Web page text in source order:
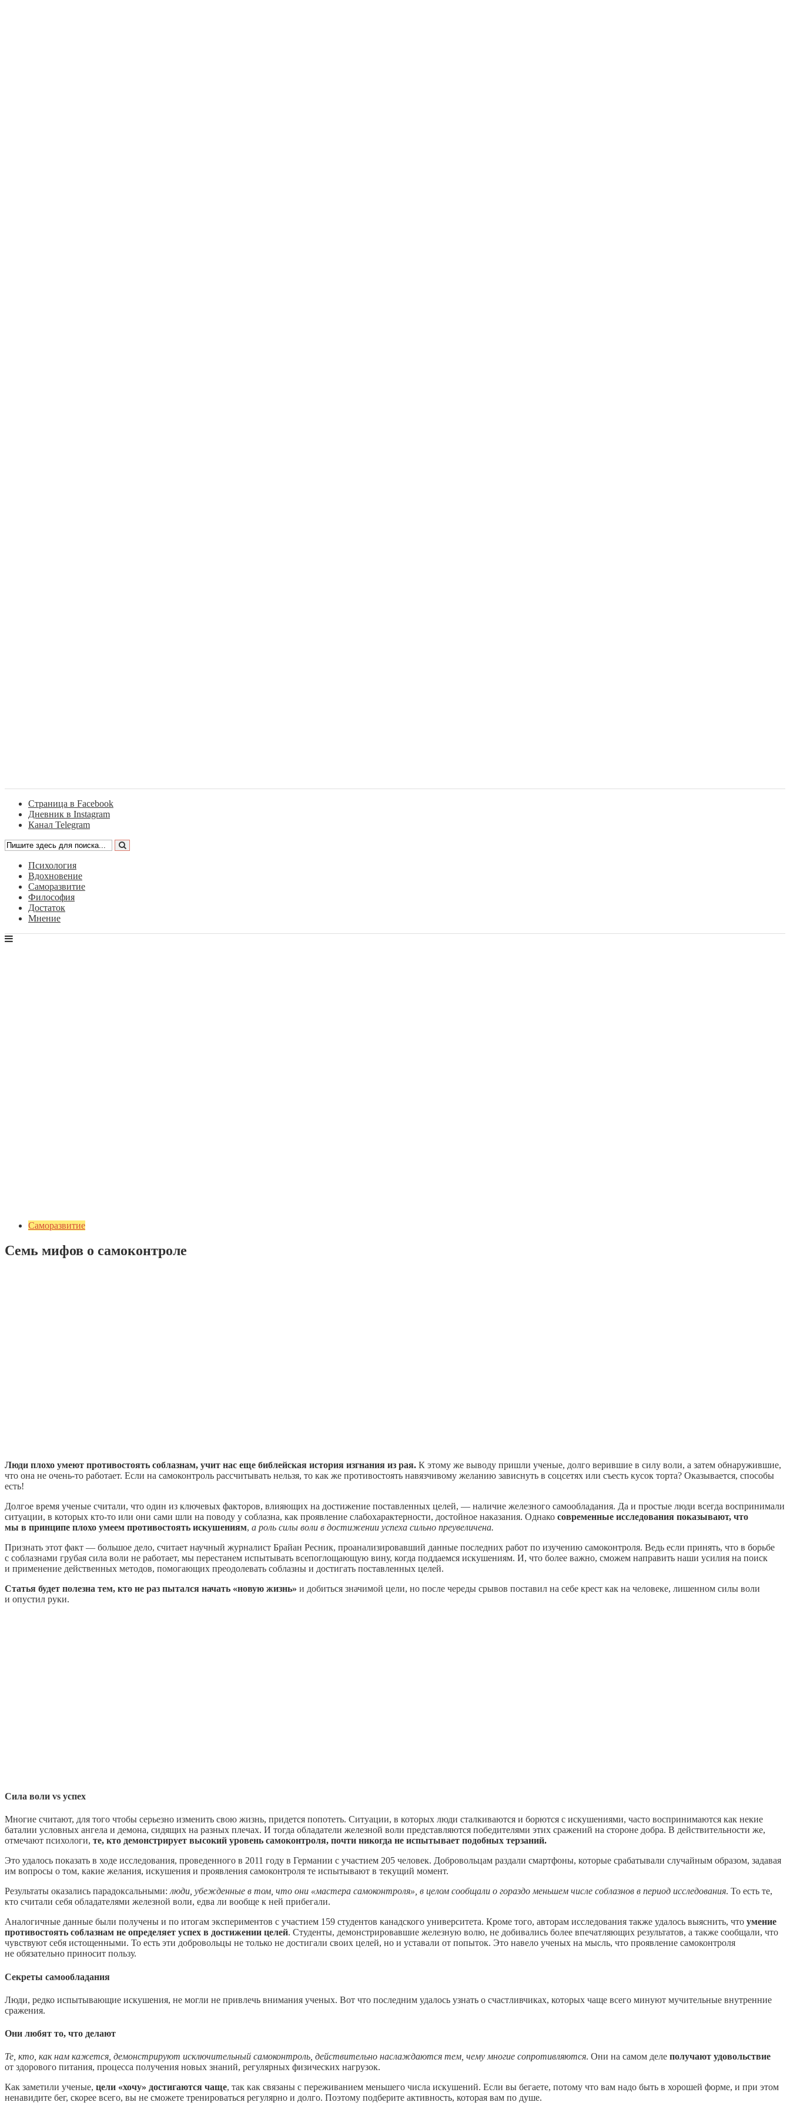
Страница в Facebook
Дневник в Instagram
Канал Telegram
Психология
Вдохновение
Саморазвитие
Философия
Достаток
Мнение
Саморазвитие
Семь мифов о самоконтроле
Люди плохо умеют противостоять соблазнам, учит нас еще библейская история изгнания из рая. К этому же выводу пришли ученые, долго верившие в силу воли, а затем обнаружившие,
что она не очень-то работает. Если на самоконтроль рассчитывать нельзя, то как же противостоять навязчивому желанию зависнуть в соцсетях или съесть кусок торта? Оказывается, способы
есть!
Долгое время ученые считали, что один из ключевых факторов, влияющих на достижение поставленных целей, — наличие железного самообладания. Да и простые люди всегда воспринимали
ситуации, в которых кто-то или они сами шли на поводу у соблазна, как проявление слабохарактерности, достойное наказания. Однако современные исследования показывают, что
мы в принципе плохо умеем противостоять искушениям, а роль силы воли в достижении успеха сильно преувеличена.
Признать этот факт — большое дело, считает научный журналист Брайан Реcник, проанализировавший данные последних работ по изучению самоконтроля. Ведь если принять, что в борьбе
с соблазнами грубая сила воли не работает, мы перестанем испытывать всепоглощающую вину, когда поддаемся искушениям. И, что более важно, сможем направить наши усилия на поиск
и применение действенных методов, помогающих преодолевать соблазны и достигать поставленных целей.
Статья будет полезна тем, кто не раз пытался начать «новую жизнь» и добиться значимой цели, но после череды срывов поставил на себе крест как на человеке, лишенном силы воли
и опустил руки.
Сила воли vs успех
Многие считают, для того чтобы серьезно изменить свою жизнь, придется попотеть. Ситуации, в которых люди сталкиваются и борются с искушениями, часто воспринимаются как некие
баталии условных ангела и демона, сидящих на разных плечах. И тогда обладатели железной воли представляются победителями этих сражений на стороне добра. В действительности же,
отмечают психологи, те, кто демонстрирует высокий уровень самоконтроля, почти никогда не испытывает подобных терзаний.
Это удалось показать в ходе исследования, проведенного в 2011 году в Германии с участием 205 человек. Добровольцам раздали смартфоны, которые срабатывали случайным образом, задавая
им вопросы о том, какие желания, искушения и проявления самоконтроля те испытывают в текущий момент.
Результаты оказались парадоксальными: люди, убежденные в том, что они «мастера самоконтроля», в целом сообщали о гораздо меньшем числе соблазнов в период исследования. То есть те,
кто считали себя обладателями железной воли, едва ли вообще к ней прибегали.
Аналогичные данные были получены и по итогам экспериментов с участием 159 студентов канадского университета. Кроме того, авторам исследования также удалось выяснить, что умение
противостоять соблазнам не определяет успех в достижении целей. Студенты, демонстрировавшие железную волю, не добивались более впечатляющих результатов, а также сообщали, что
чувствуют себя истощенными. То есть эти добровольцы не только не достигали своих целей, но и уставали от попыток. Это навело ученых на мысль, что проявление самоконтроля
не обязательно приносит пользу.
Секреты самообладания
Люди, редко испытывающие искушения, не могли не привлечь внимания ученых. Вот что последним удалось узнать о счастливчиках, которых чаще всего минуют мучительные внутренние
сражения.
Они любят то, что делают
Те, кто, как нам кажется, демонстрируют исключительный самоконтроль, действительно наслаждаются тем, чему многие сопротивляются. Они на самом деле получают удовольствие
от здорового питания, процесса получения новых знаний, регулярных физических нагрузок.
Как заметили ученые, цели «хочу» достигаются чаще, так как связаны с переживанием меньшего числа искушений. Если вы бегаете, потому что вам надо быть в хорошей форме, и при этом
ненавидите бег, скорее всего, вы не сможете тренироваться регулярно и долго. Поэтому подберите активность, которая вам по душе.